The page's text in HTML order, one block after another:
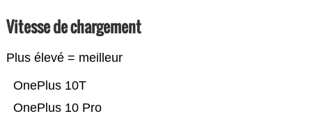
Vitesse de chargement
Plus élevé = meilleur
OnePlus 10 Pro
OnePlus 10T